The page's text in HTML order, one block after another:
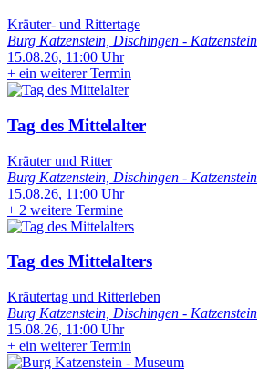
Kräuter- und Rittertage
Burg Katzenstein, Dischingen - Katzenstein
15.08.26, 11:00 Uhr
+ ein weiterer Termin
Tag des Mittelalter
Kräuter und Ritter
Burg Katzenstein, Dischingen - Katzenstein
15.08.26, 11:00 Uhr
+ 2 weitere Termine
Tag des Mittelalters
Kräutertag und Ritterleben
Burg Katzenstein, Dischingen - Katzenstein
15.08.26, 11:00 Uhr
+ ein weiterer Termin